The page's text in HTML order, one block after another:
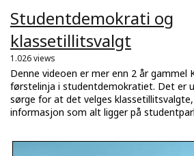
Studentdemokrati og
klassetillitsvalgt
1.026 views
Denne videoen er mer enn 2 år gammel
førstelinja i studentdemokratiet. Det er
sørge for at det velges
informasjon som alt ligger på